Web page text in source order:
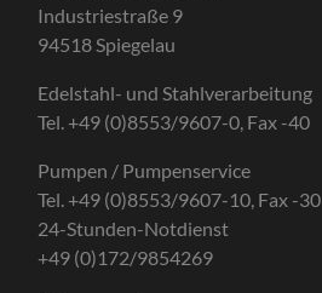
Industriestraße 9
94518 Spiegelau
Edelstahl- und Stahlverarbeitung
Tel. +49 (0)8553/9607-0, Fax -40
Pumpen / Pumpenservice
Tel. +49 (0)8553/9607-10, Fax -30
24-Stunden-Notdienst
+49 (0)172/9854269